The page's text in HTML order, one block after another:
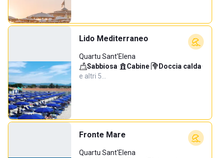
Lido Mediterraneo
Quartu Sant'Elena
Sabbiosa· Cabine· Doccia calda·
e altri 5…
Fronte Mare
Quartu Sant'Elena